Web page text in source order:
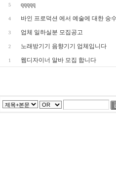
5 qqqqq
4 바인 프로덕션 에서 예술에 대한 숭
3 업체 일하실분 모집공고
2 노래방기기 음향기기 업체입니다
1 웹디자이너 알바 모집 합니다